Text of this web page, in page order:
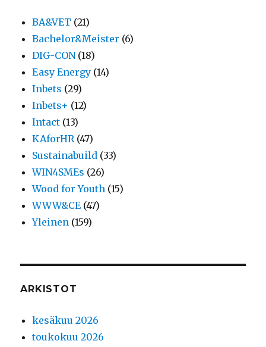
BA&VET (21)
Bachelor&Meister (6)
DIG-CON(18)
Easy Energy (14)
Inbets (29)
Inbets+ (12)
Intact (13)
KAforHR(47)
Sustainabuild (33)
WIN4SMEs (26)
Wood for Youth (15)
WWW&CE (47)
Yleinen (159)
ARKISTOT
kesäkuu 2026
toukokuu 2026